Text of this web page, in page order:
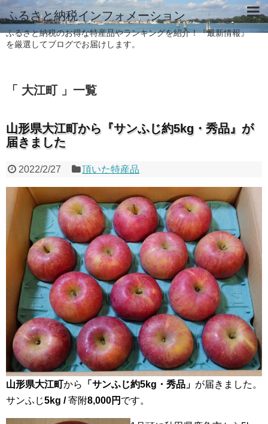
ふるさと納税インフォメーション
ふるさと納税のお得な特産品やランキングを紹介！『最新情報』
を厳選してブログでお届けします。
「 大江町 」一覧
山形県大江町から『サンふじ約5kg・秀品』が
届きました
2022/2/27 頂いた特産品
山形県大江町 から 「サンふじ約5kg・秀品」 が届きました。
サンふじ5kg / 寄附8,000円 です。